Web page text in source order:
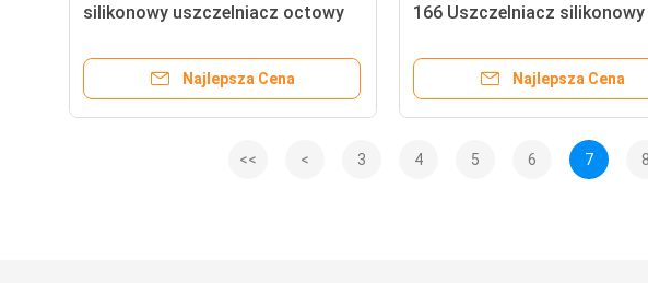
silikonowy uszczelniacz octowy
Najlepsza Cena
166 Uszczelniacz silikonowy
module sprężystości
Najlepsza Cena
<< < 3 4 5 6 7 8